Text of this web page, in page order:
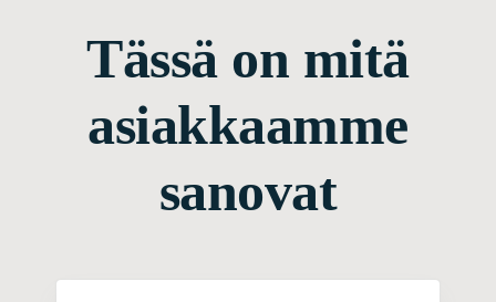
Tässä on mitä
asiakkaamme
sanovat